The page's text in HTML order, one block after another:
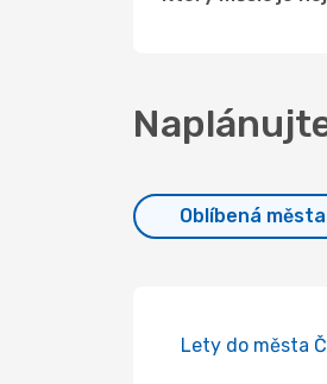
Oblíbená města
Lety do města